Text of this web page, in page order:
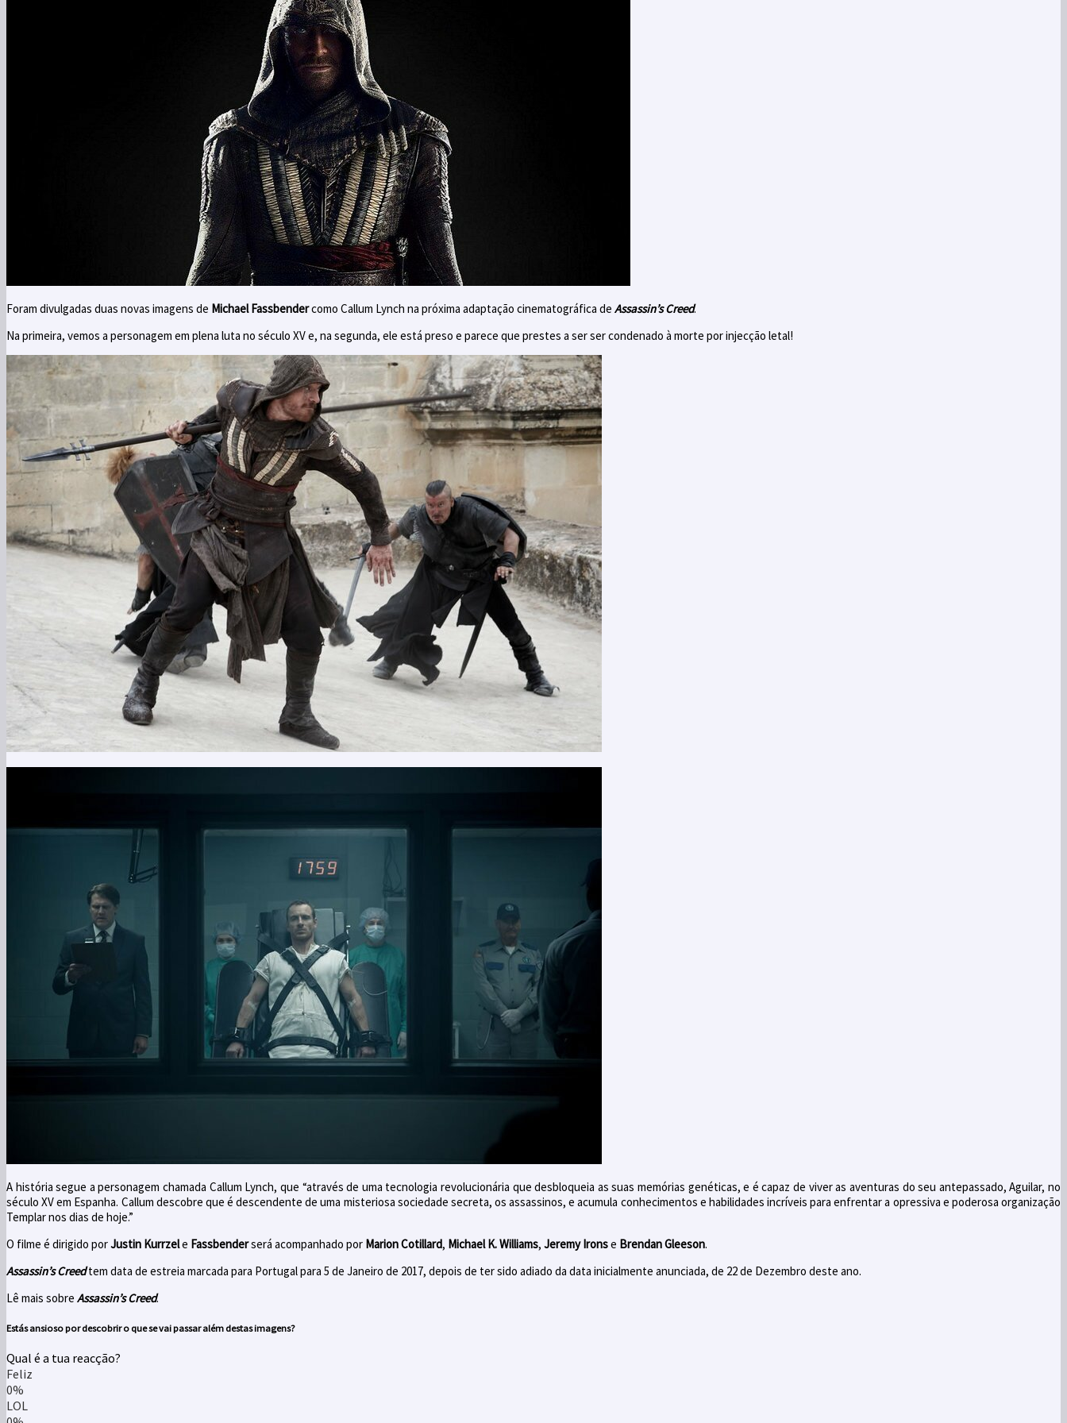
Foram divulgadas duas novas imagens de Michael Fassbendercomo Callum Lynch na próxima adaptação cinematográfica de Assassin’s Creed.
Na primeira, vemos a personagem em plena luta no século XV e, na segunda, ele está preso e parece que prestes a ser ser condenado à morte por injecção letal!
A história segue a personagem chamada Callum Lynch, que “através de uma tecnologia revolucionária que desbloqueia as suas memórias genéticas, e é capaz de viver as aventuras do seu antepassado, Aguilar, no
século XV em Espanha. Callum descobre que é descendente de uma misteriosa sociedade secreta, os assassinos, e acumula conhecimentos e habilidades incríveis para enfrentar a opressiva e poderosa organização
Templar nos dias de hoje.”
O filme é dirigido porJustin Kurrzele Fassbenderserá acompanhado por Marion Cotillard, Michael K. Williams, Jeremy Ironse Brendan Gleeson.
Assassin’s Creedtem data de estreia marcada para Portugal para 5 de Janeiro de 2017, depois de ter sido adiado da data inicialmente anunciada, de 22 de Dezembro deste ano.
Lê mais sobre Assassin’s Creed.
Estás ansioso por descobrir o que se vai passar além destas imagens?
Qual é a tua reacção?
Feliz
0%
LOL